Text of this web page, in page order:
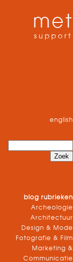
english
blog rubrieken
Archeologie
Architectuur
Design & Mode
Fotografie & Film
Marketing &
Communicatie